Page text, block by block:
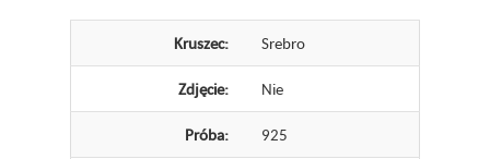
Kruszec: Srebro
Zdjęcie: Nie
Próba: 925